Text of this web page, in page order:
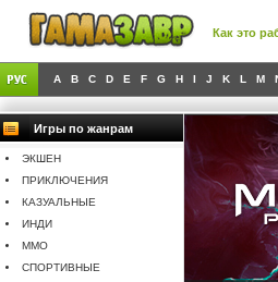
Как это
A B C D E F G H I J K L M
Игры по жанрам
ЭКШЕН
ПРИКЛЮЧЕНИЯ
КАЗУАЛЬНЫЕ
ИНДИ
MMO
СПОРТИВНЫЕ